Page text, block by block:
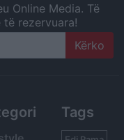
Online Media. Të
rezervuara!
Tags